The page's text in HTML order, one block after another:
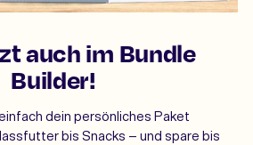
auch im Bundle
Builder!
dein persönliches Paket
bis Snacks – und spare bis